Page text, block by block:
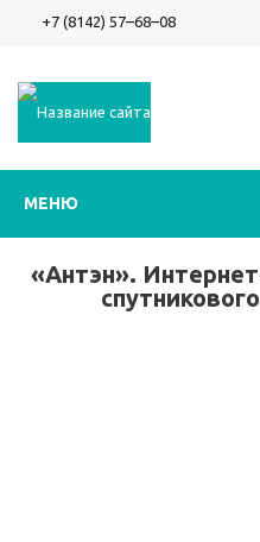
+7 (8142) 57–68–08
МЕНЮ
«Антэн».